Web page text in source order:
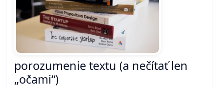
porozumenie textu (a nečítať len
„očami“)